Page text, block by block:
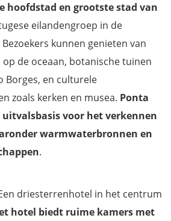
met onze gratis reisgids!
hoofdstad en grootste stad van
eilandengroep in de
kunnen genieten van
de oceaan, botanische tuinen
Borges, en culturele
zoals kerken en musea. Ponta
uitvalsbasis voor het verkennen
warmwaterbronnen en
.
driesterrenhotel in het centrum
hotel biedt ruime kamers met